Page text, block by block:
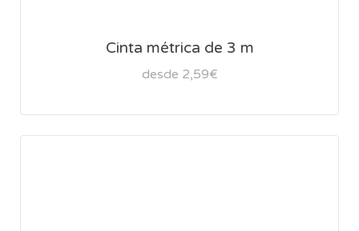
Cinta métrica de 3 m
desde 2,59€